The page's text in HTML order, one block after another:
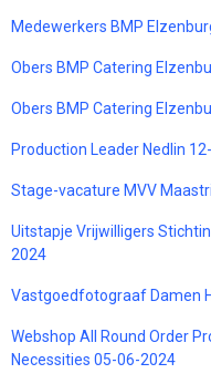
Medewerkers BMP
Obers BMP Catering
Obers BMP Catering
Production Leader Nedlin
Stage-vacature MVV
Uitstapje Vrijwilligers
2024
Vastgoedfotograaf Damen
Webshop All Round Order
Necessities 05-06-2024